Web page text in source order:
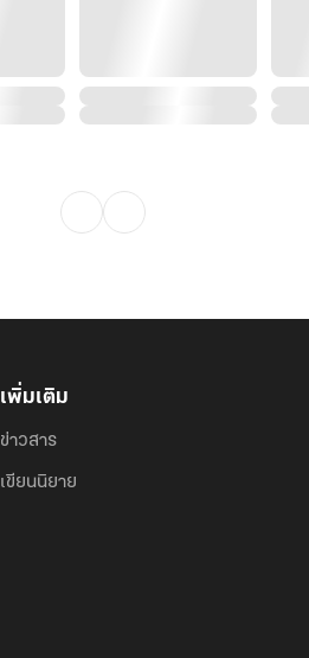
เพิ่มเติม
ข่าวสาร
เขียนนิยาย